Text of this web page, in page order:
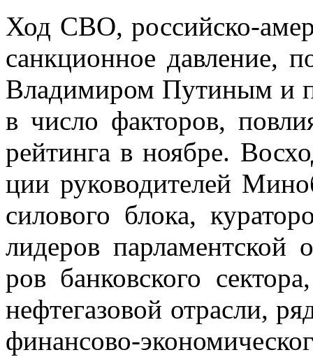
Ход СВО, рос­сий­ско-
санк­ци­он­ное дав­ле­ние,
Вла­ди­ми­ром Пу­ти­ным и
в чис­ло фак­то­ров,
рей­тин­га в но­яб­ре.
ции ру­ко­во­ди­те­лей
си­ло­во­го бло­ка,
ли­де­ров пар­ла­мент­ской
ров бан­ков­ско­го
неф­те­га­зо­вой от­рас­ли,
фи­нан­со­во-